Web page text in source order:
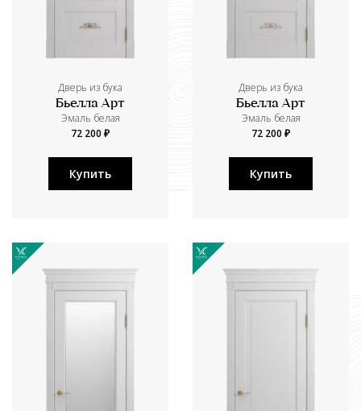
Дверь из бука
Бьелла Арт
Эмаль белая
72 200 ₽
Купить
Дверь из бука
Бьелла Арт
Эмаль белая
72 200 ₽
Купить